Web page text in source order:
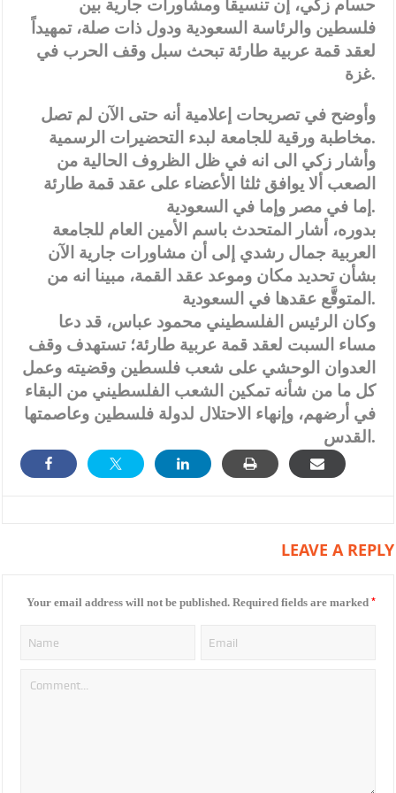
حسام زكي، إن تنسيقا ومشاورات جارية بين
فلسطين والرئاسة السعودية ودول ذات صلة، تمهيداً
لعقد قمة عربية طارئة تبحث سبل وقف الحرب في
غزة.
وأوضح في تصريحات إعلامية أنه حتى الآن لم تصل
مخاطبة ورقية للجامعة لبدء التحضيرات الرسمية.
وأشار زكي الى انه في ظل الظروف الحالية من
الصعب ألا يوافق ثلثا الأعضاء على عقد قمة طارئة
إما في مصر وإما في السعودية.
بدوره، أشار المتحدث باسم الأمين العام للجامعة
العربية جمال رشدي إلى أن مشاورات جارية الآن
بشأن تحديد مكان وموعد عقد القمة، مبينا انه من
المتوقَّع عقدها في السعودية.
وكان الرئيس الفلسطيني محمود عباس، قد دعا
مساء السبت لعقد قمة عربية طارئة؛ تستهدف وقف
العدوان الوحشي على شعب فلسطين وقضيته وعمل
كل ما من شأنه تمكين الشعب الفلسطيني من البقاء
في أرضهم، وإنهاء الاحتلال لدولة فلسطين وعاصمتها
القدس.
LEAVE A REPLY
Your email address will not be published. Required fields are marked *